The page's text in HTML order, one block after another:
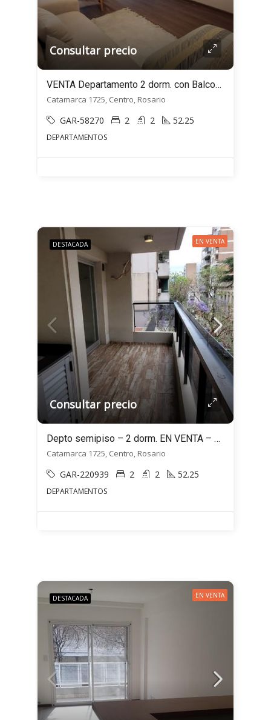
Consultar precio
VENTA Departamento 2 dorm. con Balcones – Catamarca al 1700 – Centro, Rosario
Catamarca 1725, Centro, Rosario
GAR-58270 2 2 52.25
DEPARTAMENTOS
DESTACADA EN VENTA
Consultar precio
Depto semipiso – 2 dorm. EN VENTA – Doble balcón! – Sarmiento 1725, Rosario
Catamarca 1725, Centro, Rosario
GAR-220939 2 2 52.25
DEPARTAMENTOS
DESTACADA EN VENTA